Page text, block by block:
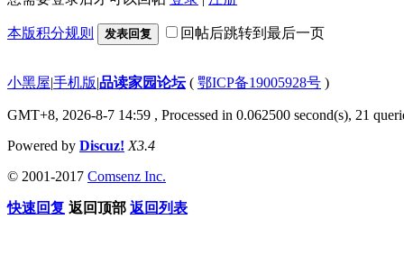
本版积分规则 发表回复 回帖后跳转到最后一页
小黑屋|手机版|品读家园论坛( 鄂ICP备19005928号 )
GMT+8, 2026-8-7 14:59 , Processed in 0.062500 second(s), 21
Powered by Discuz! X3.4
© 2001-2017 Comsenz Inc.
快速回复 返回顶部 返回列表